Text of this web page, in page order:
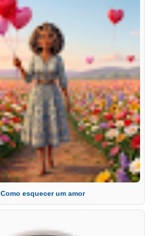
Como esquecer um amor